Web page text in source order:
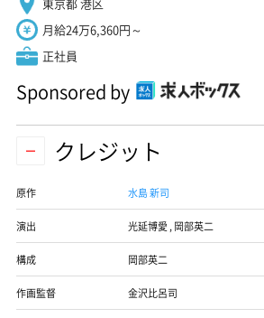
月給24万6,360円～
正社員
Sponsored by
クレジット
原作 水島 新司
演出 光延博愛 ,岡部英二
構成 岡部英二
作画監督 金沢比呂司